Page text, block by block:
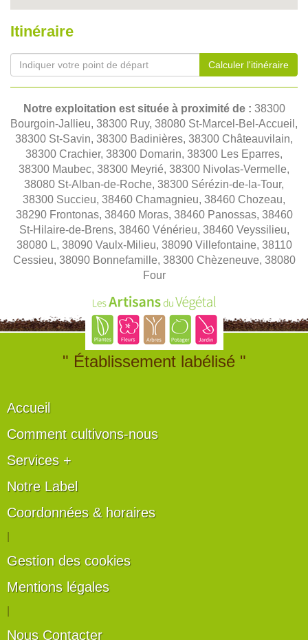
Itinéraire
Calculer l'itinéraire
Notre exploitation est située à proximité de : 38300
Bourgoin-Jallieu, 38300 Ruy, 38080 St-Marcel-Bel-Accueil,
38300 St-Savin, 38300 Badinières, 38300 Châteauvilain,
38300 Crachier, 38300 Domarin, 38300 Les Eparres,
38300 Maubec, 38300 Meyrié, 38300 Nivolas-Vermelle,
38080 St-Alban-de-Roche, 38300 Sérézin-de-la-Tour,
38300 Succieu, 38460 Chamagnieu, 38460 Chozeau,
38290 Frontonas, 38460 Moras, 38460 Panossas, 38460
St-Hilaire-de-Brens, 38460 Vénérieu, 38460 Veyssilieu,
38080 L, 38090 Vaulx-Milieu, 38090 Villefontaine, 38110
Cessieu, 38090 Bonnefamille, 38300 Chèzeneuve, 38080
Four
" Établissement labélisé "
Accueil
Comment cultivons-nous
Services +
Notre Label
Coordonnées & horaires
Gestion des cookies
Mentions légales
Nous Contacter